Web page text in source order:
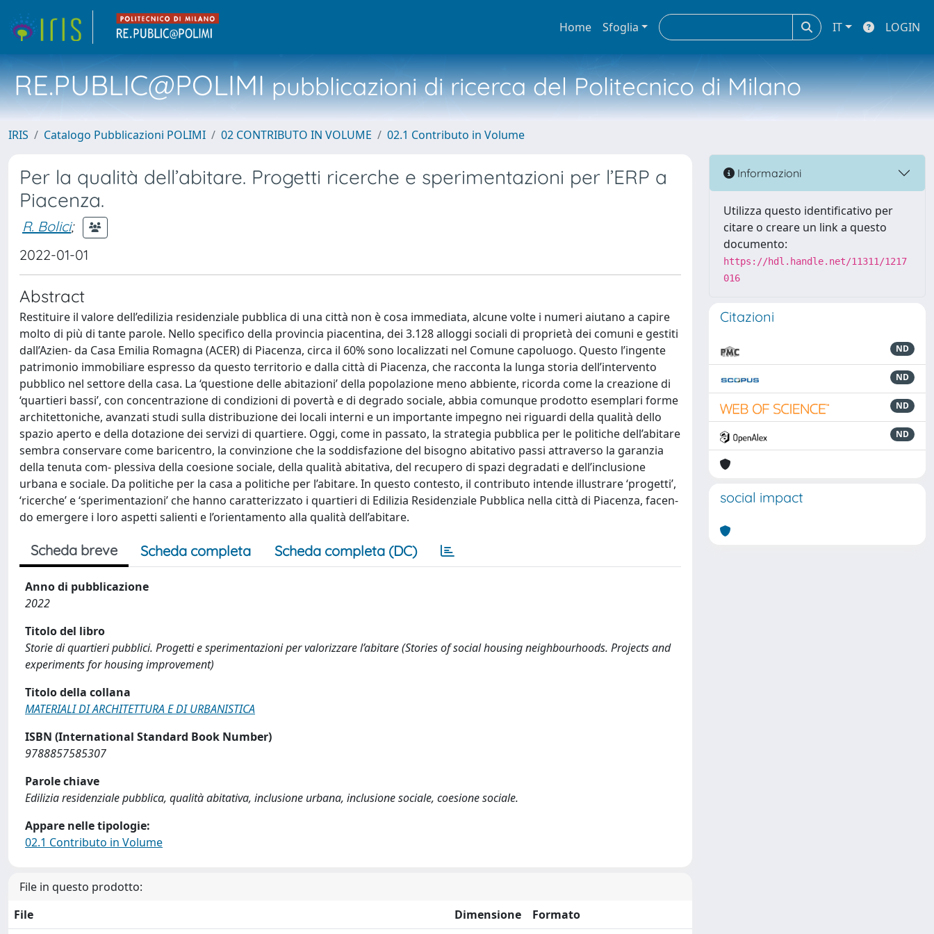
Home Sfoglia IT LOGIN
RE.PUBLIC@POLIMIpubblicazioni di ricerca del Politecnico di Milano
IRIS Catalogo Pubblicazioni POLIMI 02 CONTRIBUTO IN VOLUME 02.1 Contributo in Volume
Per la qualità dell’abitare. Progetti ricerche e sperimentazioni per l’ERP a
Piacenza.
R. Bolici;
2022-01-01
Abstract
Restituire il valore dell’edilizia residenziale pubblica di una città non è cosa immediata, alcune volte i numeri aiutano a capire
molto di più di tante parole. Nello specifico della provincia piacentina, dei 3.128 alloggi sociali di proprietà dei comuni e gestiti
dall’Azien- da Casa Emilia Romagna (ACER) di Piacenza, circa il 60% sono localizzati nel Comune capoluogo. Questo l’ingente
patrimonio immobiliare espresso da questo territorio e dalla città di Piacenza, che racconta la lunga storia dell’intervento
pubblico nel settore della casa. La ‘questione delle abitazioni’ della popolazione meno abbiente, ricorda come la creazione di
‘quartieri bassi’, con concentrazione di condizioni di povertà e di degrado sociale, abbia comunque prodotto esemplari forme
architettoniche, avanzati studi sulla distribuzione dei locali interni e un importante impegno nei riguardi della qualità dello
spazio aperto e della dotazione dei servizi di quartiere. Oggi, come in passato, la strategia pubblica per le politiche dell’abitare
sembra conservare come baricentro, la convinzione che la soddisfazione del bisogno abitativo passi attraverso la garanzia
della tenuta com- plessiva della coesione sociale, della qualità abitativa, del recupero di spazi degradati e dell’inclusione
urbana e sociale. Da politiche per la casa a politiche per l’abitare. In questo contesto, il contributo intende illustrare ‘progetti’,
‘ricerche’ e ‘sperimentazioni’ che hanno caratterizzato i quartieri di Edilizia Residenziale Pubblica nella città di Piacenza, facen-
do emergere i loro aspetti salienti e l’orientamento alla qualità dell’abitare.
Scheda breve Scheda completa Scheda completa (DC)
Anno di pubblicazione
2022
Titolo del libro
Storie di quartieri pubblici. Progetti e sperimentazioni per valorizzare l’abitare (Stories of social housing neighbourhoods. Projects and
experiments for housing improvement)
Titolo della collana
MATERIALI DI ARCHITETTURA E DI URBANISTICA
ISBN (International Standard Book Number)
9788857585307
Parole chiave
Edilizia residenziale pubblica, qualità abitativa, inclusione urbana, inclusione sociale, coesione sociale.
Appare nelle tipologie:
02.1 Contributo in Volume
File in questo prodotto:
File
Dimensione Formato
Informazioni
Utilizza questo identificativo per
citare o creare un link a questo
documento:
https://hdl.handle.net/11311/1217
016
Citazioni
ND
ND
ND
ND
social impact